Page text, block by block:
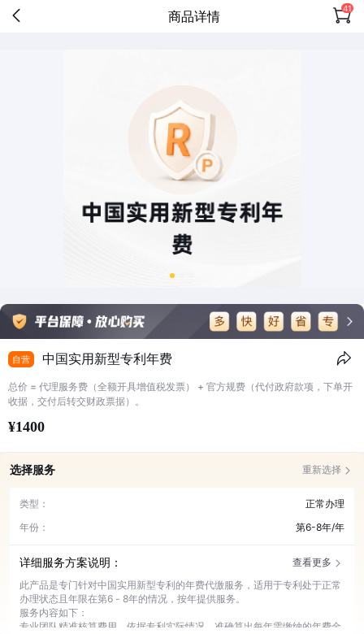
商品详情 41
自营 中国实用新型专利年费
总价 = 代理服务费（全额开具增值税发票） + 官方规费（代付政府款项，下单开
收据，交付后转交财政票据）。
¥1400
选择服务 重新选择
类型：
正常办理
年份：
第6-8年/年
详细服务方案说明：
查看更多
此产品是专门针对中国实用新型专利的年费代缴服务，适用于专利处于正常
办理状态且年限在第6 - 8年的情况，按年提供服务。
服务内容如下：
专业团队精准核算费用，依据专利实际情况，准确算出每年需缴纳的年费金